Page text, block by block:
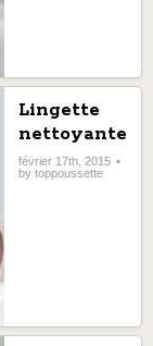
Lingette
nettoyante
pour bébé :
hygiène et
février 17th, 2015
by toppoussette